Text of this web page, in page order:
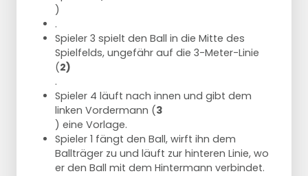
)
.
Spieler 3 spielt den Ball in die Mitte des
Spielfelds, ungefähr auf die 3-Meter-Linie
(2)
.
Spieler 4 läuft nach innen und gibt dem
linken Vordermann (3
) eine Vorlage.
Spieler 1 fängt den Ball, wirft ihn dem
Ballträger zu und läuft zur hinteren Linie, wo
er den Ball mit dem Hintermann verbindet.